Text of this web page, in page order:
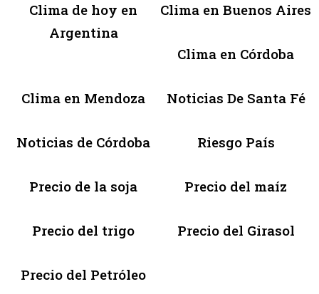
Clima de hoy en
Argentina
Clima en Buenos Aires
Clima en Córdoba
Clima en Mendoza Noticias De Santa Fé
Noticias de Córdoba Riesgo País
Precio de la soja Precio del maíz
Precio del trigo Precio del Girasol
Precio del Petróleo